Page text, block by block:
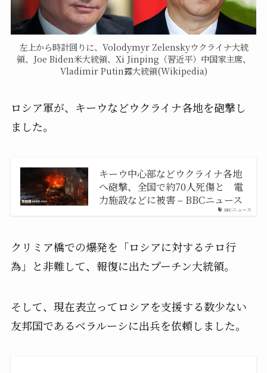
左上から時計回りに、Volodymyr Zelenskyウクライナ大統
領、Joe Biden米大統領、Xi Jinping（習近平）中国家主席、
Vladimir Putin露大統領(Wikipedia)
ロシア軍が、キーウなどウクライナ各地を砲撃し
ました。
BBCニュース
キーウ中心部などウクライナ各地
へ砲撃、全国で約70人死傷と 電
力施設などに被害 – BBCニュース
クリミア橋での爆発を「ロシアに対するテロ行
為」と非難して、報復に出たプーチン大統領。
そして、現在表立ってロシアを支援する数少ない
友邦国であるベラルーシに出兵を依頼しました。